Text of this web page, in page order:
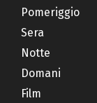
Pomeriggio
Sera
Notte
Domani
Film